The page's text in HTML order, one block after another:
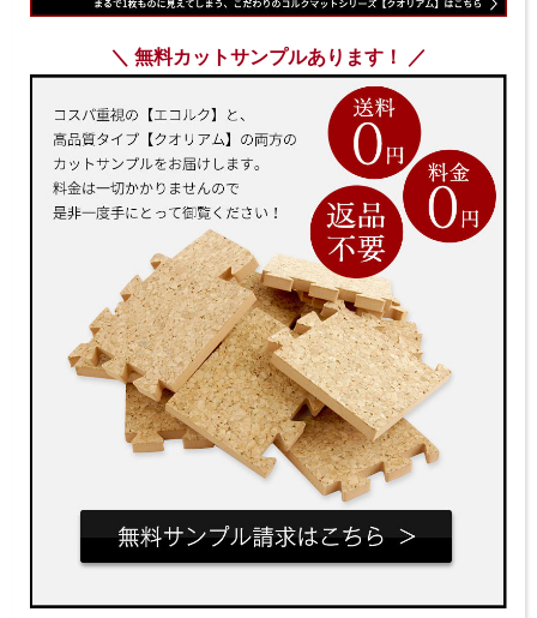
＼ 無料カットサンプルあります！ ／